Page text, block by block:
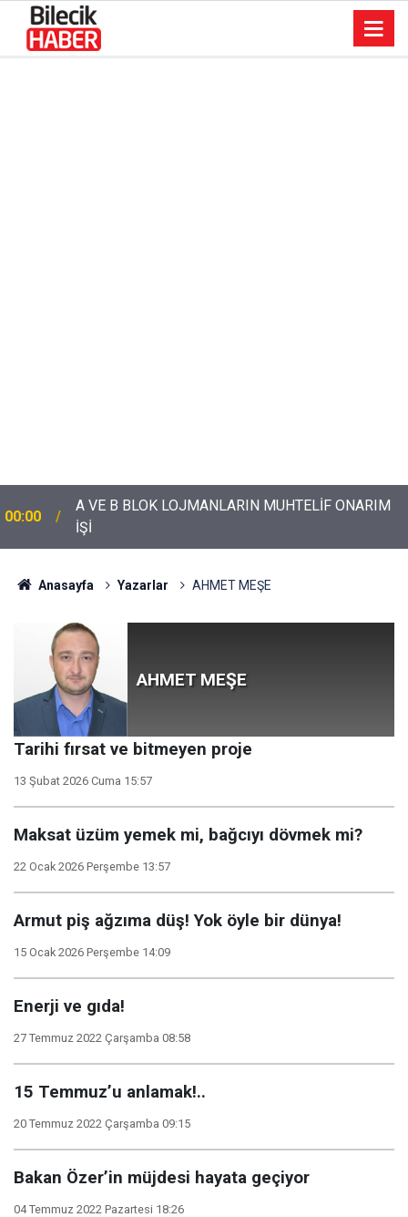
00:00
A VE B BLOK LOJMANLARIN MUHTELİF ONARIM
İŞİ
Anasayfa Yazarlar AHMET MEŞE
AHMET MEŞE
Tarihi fırsat ve bitmeyen proje
13 Şubat 2026 Cuma 15:57
Maksat üzüm yemek mi, bağcıyı dövmek mi?
22 Ocak 2026 Perşembe 13:57
Armut piş ağzıma düş! Yok öyle bir dünya!
15 Ocak 2026 Perşembe 14:09
Enerji ve gıda!
27 Temmuz 2022 Çarşamba 08:58
15 Temmuz’u anlamak!..
20 Temmuz 2022 Çarşamba 09:15
Bakan Özer’in müjdesi hayata geçiyor
04 Temmuz 2022 Pazartesi 18:26